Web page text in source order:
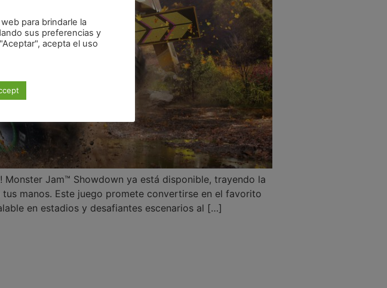
Monster Jam™ Showdown ya está disponible, trayendo la
manos. Este juego promete convertirse en el favorito
en estadios y desafiantes escenarios al […]
para brindarle la
sus preferencias y
acepta el uso